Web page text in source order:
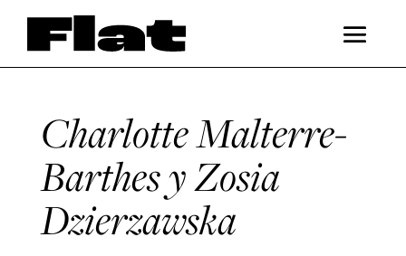
Charlotte Malterre-
Barthes y Zosia
Dzierzawska